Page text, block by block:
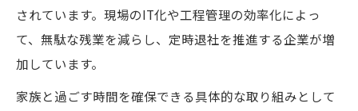
されています。現場のIT化や工程管理の効率化によっ
て、無駄な残業を減らし、定時退社を推進する企業が増
加しています。
家族と過ごす時間を確保できる具体的な取り組みとして